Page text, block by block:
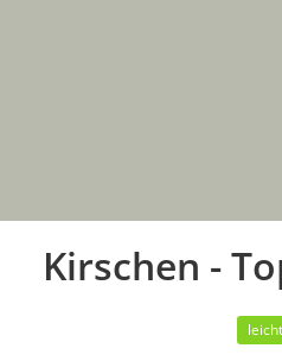
Kirschen -
leicht